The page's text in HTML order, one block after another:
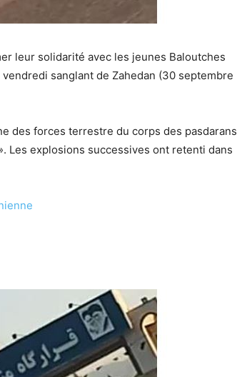
leur solidarité avec les jeunes Baloutches
sanglant de Zahedan (30 septembre
des forces terrestre du corps des pasdarans
Les explosions successives ont retenti dans